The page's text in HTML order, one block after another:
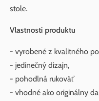
stole.
Vlastnosti produktu
- vyrobené z kvalitného
- jedinečný dizajn,
- pohodlná rukoväť
- vhodné ako originálny